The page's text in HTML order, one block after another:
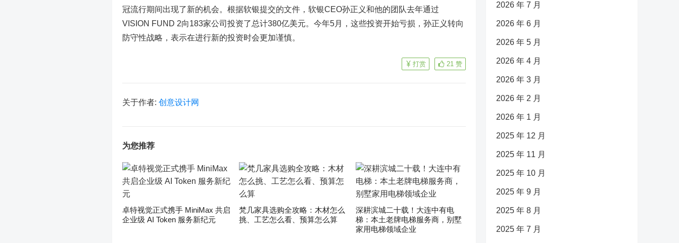
冠流行期间出现了新的机会。根据软银提交的文件，软银CEO孙正义和他的团队去年通过
VISION FUND 2向183家公司投资了总计380亿美元。今年5月，这些投资开始亏损，孙正义转向
防守性战略，表示在进行新的投资时会更加谨慎。
21 赞
打赏
关于作者: 创意设计网
为您推荐
卓特视觉正式携手 MiniMax 共启
企业级 AI Token 服务新纪元
梵几家具选购全攻略：木材怎么
挑、工艺怎么看、预算怎么算
深耕滨城二十载！大连中有电
梯：本土老牌电梯服务商，别墅
家用电梯领域企业
2026 年 7 月
2026 年 6 月
2026 年 5 月
2026 年 4 月
2026 年 3 月
2026 年 2 月
2026 年 1 月
2025 年 12 月
2025 年 11 月
2025 年 10 月
2025 年 9 月
2025 年 8 月
2025 年 7 月